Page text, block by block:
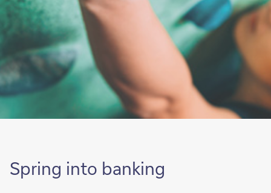
Spring into banking